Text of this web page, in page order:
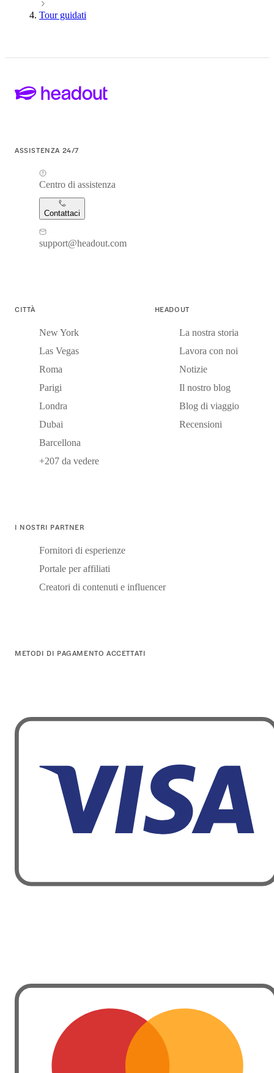
Tour guidati
ASSISTENZA 24/7
Centro di assistenza
Contattaci
support@headout.com
CITTÀ
New York
Las Vegas
Roma
Parigi
Londra
Dubai
Barcellona
+207 da vedere
HEADOUT
La nostra storia
Lavora con noi
Notizie
Il nostro blog
Blog di viaggio
Recensioni
I NOSTRI PARTNER
Fornitori di esperienze
Portale per affiliati
Creatori di contenuti e influencer
METODI DI PAGAMENTO ACCETTATI